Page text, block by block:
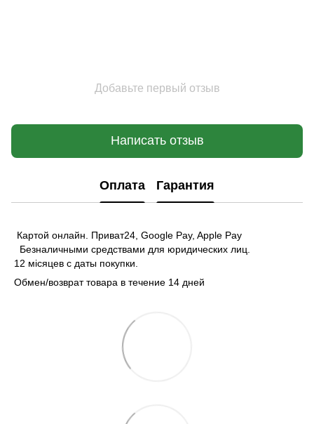
Добавьте первый отзыв
Написать отзыв
Оплата Гарантия
Картой онлайн. Приват24, Google Pay, Apple Pay
Безналичными средствами для юридических лиц.
12 місяцев с даты покупки.
Обмен/возврат товара в течение 14 дней